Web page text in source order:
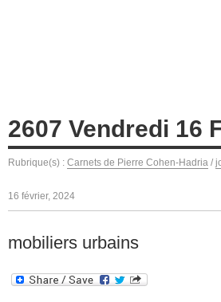
2607 Vendredi 16
Rubrique(s) : Carnets de Pierre Cohen-Hadria /
16 février, 2024
mobiliers urbains